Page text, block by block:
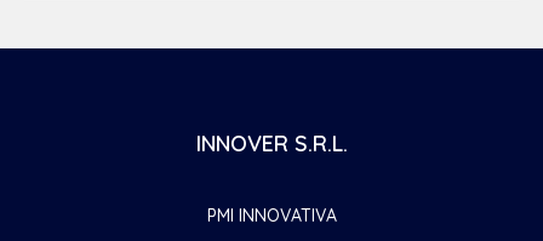
INNOVER S.R.L.
PMI INNOVATIVA